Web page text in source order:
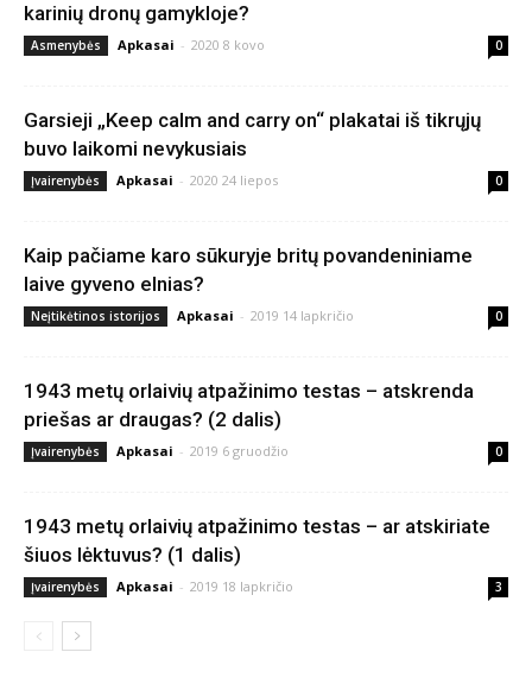
karinių dronų gamykloje?
Asmenybės Apkasai - 2020 8 kovo 0
Garsieji „Keep calm and carry on“ plakatai iš tikrųjų
buvo laikomi nevykusiais
Įvairenybės Apkasai - 2020 24 liepos 0
Kaip pačiame karo sūkuryje britų povandeniniame
laive gyveno elnias?
Neįtikėtinos istorijos Apkasai - 2019 14 lapkričio 0
1943 metų orlaivių atpažinimo testas – atskrenda
priešas ar draugas? (2 dalis)
Įvairenybės Apkasai - 2019 6 gruodžio 0
1943 metų orlaivių atpažinimo testas – ar atskiriate
šiuos lėktuvus? (1 dalis)
Įvairenybės Apkasai - 2019 18 lapkričio 3